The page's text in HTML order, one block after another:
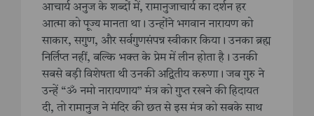
आचार्य अनुज के शब्दों में, रामानुजाचार्य का दर्शन हर
आत्मा को पूज्य मानता था। उन्होंने भगवान नारायण को
साकार, सगुण, और सर्वगुणसंपन्न स्वीकार किया। उनका ब्रह्म
निर्लिप्त नहीं, बल्कि भक्त के प्रेम में लीन होता है। उनकी
सबसे बड़ी विशेषता थी उनकी अद्वितीय करुणा। जब गुरु ने
उन्हें “ॐ नमो नारायणाय” मंत्र को गुप्त रखने की हिदायत
दी, तो रामानुज ने मंदिर की छत से इस मंत्र को सबके साथ